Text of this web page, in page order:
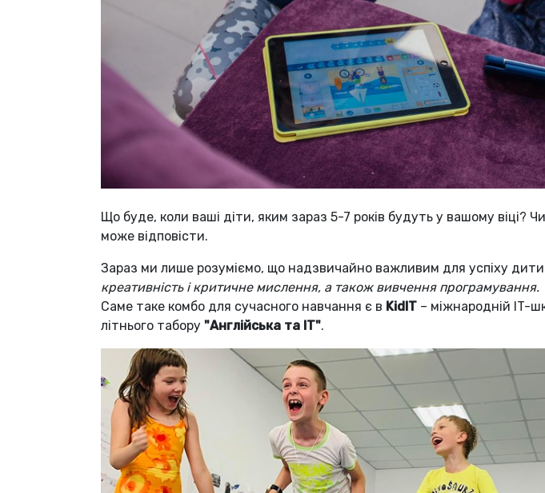
Що буде, коли ваші діти, яким зараз 5-7 років будуть у вашому
може відповісти.
Зараз ми лише розуміємо, що надзвичайно важливим для успіху
креативність і критичне мислення, а також вивчення програмування.
Саме таке комбо для сучасного навчання є в KidIT – міжнародній IT-
літнього табору "Англійська та IT".